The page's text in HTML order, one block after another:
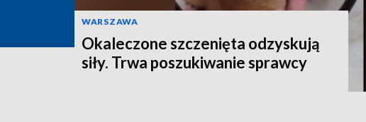
WARSZAWA
Okaleczone szczenięta odzyskują
siły. Trwa poszukiwanie sprawcy